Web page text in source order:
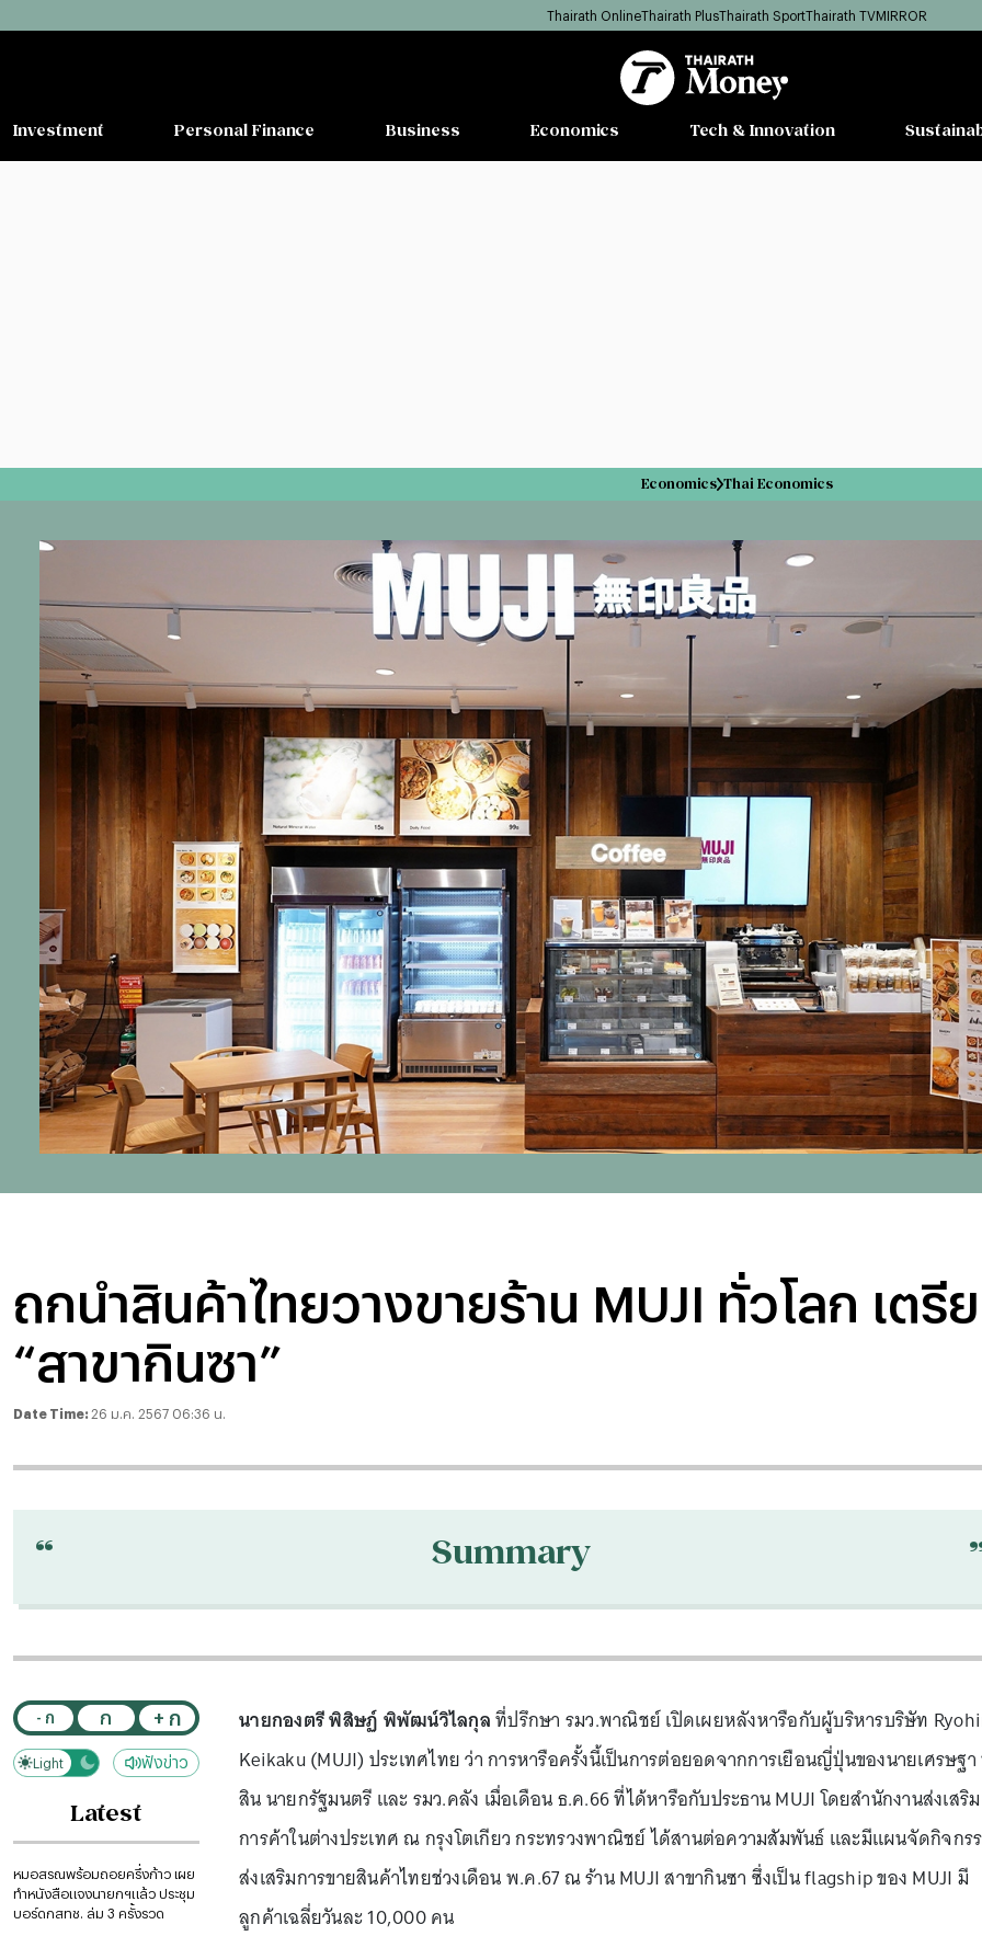
Thairath OnlineThairath PlusThairath SportThairath TVMIRROR
Investment Personal Finance Business Economics Tech & Innovation
Economics Thai Economics
ถกนำสินค้าไทยวางขายร้าน MUJI ทั่วโลก เต
“สาขากินซา”
Date Time: 26 ม.ค. 2567 06:36 น.
“ Summary
- ก ก + ก
Dark
Light ฟังข่าว
Latest
หมอสรณพร้อมถอยครึ่งก้าว เผย
ทำหนังสือแจงนายกฯแล้ว ประชุม
บอร์ดกสทช. ล่ม 3 ครั้งรวด
นายกองตรี พิสิษฏ์ พิพัฒน์วิไลกุลที่ปรึกษา รมว.พาณิชย์ เปิดเผยหลังหารือกับผู้บริหารบริษัท
Keikaku (MUJI) ประเทศไทย ว่า การหารือครั้งนี้เป็นการต่อยอดจากการเยือนญี่ปุ่นของนายเศรษฐา
สิน นายกรัฐมนตรี และ รมว.คลัง เมื่อเดือน ธ.ค.66 ที่ได้หารือกับประธาน MUJI โดยสำนักงานส่งเสริม
การค้าในต่างประเทศ ณ กรุงโตเกียว กระทรวงพาณิชย์ ได้สานต่อความสัมพันธ์ และมีแผนจัดกิจกร
ส่งเสริมการขายสินค้าไทยช่วงเดือน พ.ค.67 ณ ร้าน MUJI สาขากินซา ซึ่งเป็น flagship ของ MUJI มี
ลูกค้าเฉลี่ยวันละ 10,000 คน